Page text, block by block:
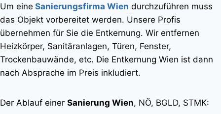
Um eine Sanierungsfirma Wien durchzuführen muss
das Objekt vorbereitet werden. Unsere Profis
übernehmen für Sie die Entkernung. Wir entfernen
Heizkörper, Sanitäranlagen, Türen, Fenster,
Trockenbauwände, etc. Die Entkernung Wien ist dann
nach Absprache im Preis inkludiert.
Der Ablauf einer Sanierung Wien, NÖ, BGLD, STMK: